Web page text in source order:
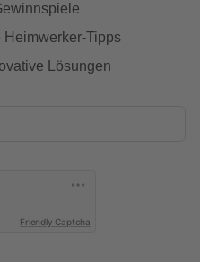
Heimwerker-Tipps
Lösungen
Friendly Captcha